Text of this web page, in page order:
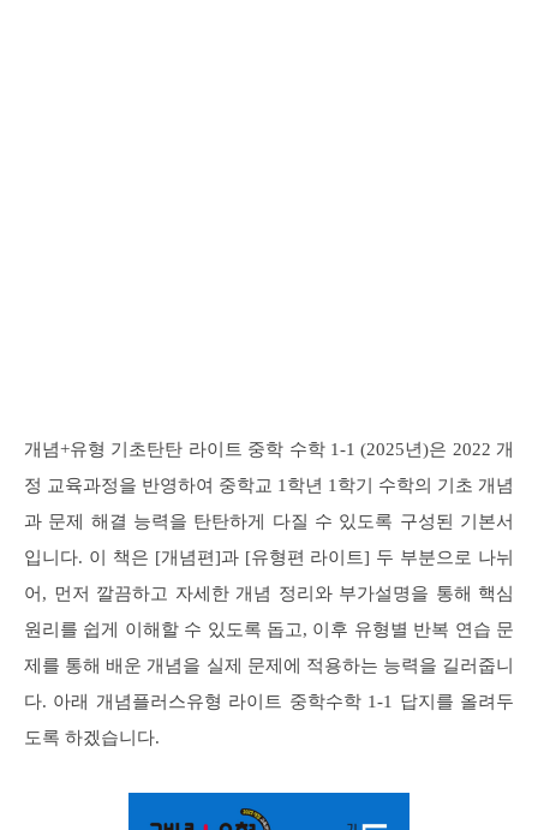
개념+유형 기초탄탄 라이트 중학 수학 1-1 (2025년)은 2022 개
정 교육과정을 반영하여 중학교 1학년 1학기 수학의 기초 개념
과 문제 해결 능력을 탄탄하게 다질 수 있도록 구성된 기본서
입니다. 이 책은 [개념편]과 [유형편 라이트] 두 부분으로 나뉘
어, 먼저 깔끔하고 자세한 개념 정리와 부가설명을 통해 핵심
원리를 쉽게 이해할 수 있도록 돕고, 이후 유형별 반복 연습 문
제를 통해 배운 개념을 실제 문제에 적용하는 능력을 길러줍니
다. 아래 개념플러스유형 라이트 중학수학 1-1 답지를 올려두
도록 하겠습니다.